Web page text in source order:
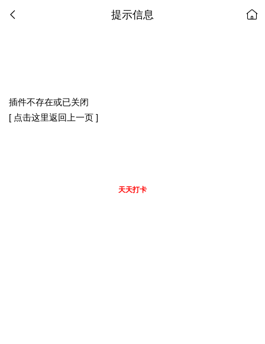
提示信息
插件不存在或已关闭
[ 点击这里返回上一页 ]
天天打卡